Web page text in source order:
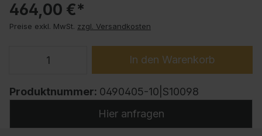
464,00 €*
Preise exkl. MwSt. zzgl. Versandkosten
In den Warenkorb
Produktnummer: 0490405-10|S10098
Hier anfragen